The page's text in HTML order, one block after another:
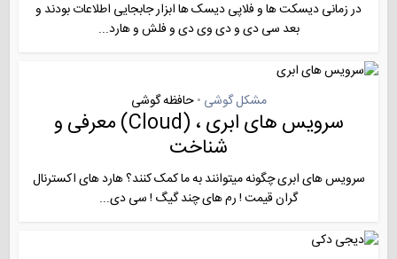
در زمانی دیسکت ها و فلاپی دیسک ها ابزار جابجایی اطلاعات بودند و
بعد سی دی و دی وی دی و فلش و هارد...
حافظه گوشی • مشکل گوشی
سرویس های ابری ، (Cloud) معرفی و
شناخت
سرویس های ابری چگونه میتوانند به ما کمک کنند؟ هارد های اکسترنال
گران قیمت ! رم های چند گیگ ! سی دی...